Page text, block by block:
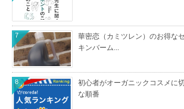
華密恋（カミツレン）のお得な
キンバーム...
7
初心者がオーガニックコスメに
な順番
8